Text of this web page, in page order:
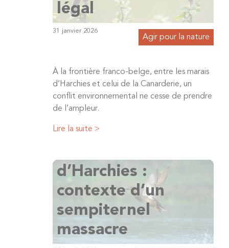
légal
31 janvier 2026
Agir pour la nature
À la frontière franco-belge, entre les marais
d’Harchies et celui de la Canarderie, un
conflit environnemental ne cesse de prendre
de l’ampleur.
Lire la suite >
d’Harchies :
contexte d’un
sempiternel
massacre